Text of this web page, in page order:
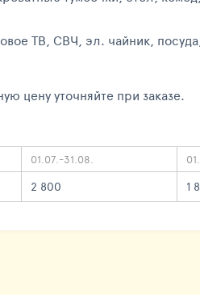
ТВ, СВЧ, эл. чайник,
цену уточняйте при заказе.
01.07.-31.08.
2 800 1